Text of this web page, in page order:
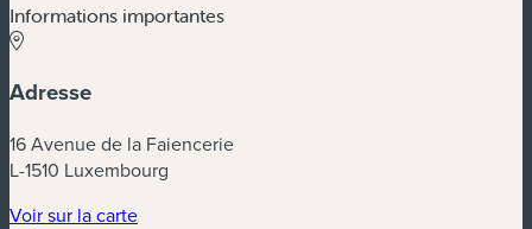
Informations importantes
Adresse
16 Avenue de la Faiencerie
L-1510 Luxembourg
Voir sur la carte(nouvelle fenêtre)